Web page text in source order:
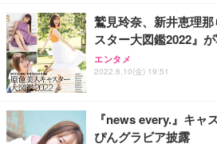
鷲見玲奈、新井恵理
スター大図鑑2022』
エンタメ
2022.6.10(金) 19:51
『news every.』キャ
ぴんグラビア披露